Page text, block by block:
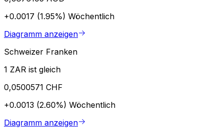
+0.0017 (1.95%) Wöchentlich
Diagramm anzeigen
Schweizer Franken
1 ZAR ist gleich
0,0500571 CHF
+0.0013 (2.60%) Wöchentlich
Diagramm anzeigen